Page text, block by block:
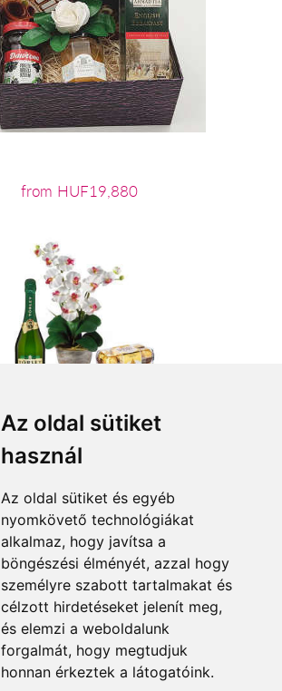
Az oldal sütiket
használ
Az oldal sütiket és egyéb
nyomkövető technológiákat
alkalmaz, hogy javítsa a
böngészési élményét, azzal hogy
személyre szabott tartalmakat és
célzott hirdetéseket jelenít meg,
és elemzi a weboldalunk
forgalmát, hogy megtudjuk
honnan érkeztek a látogatóink.
from HUF19,880
from HUF27,800
Accepted payment methods